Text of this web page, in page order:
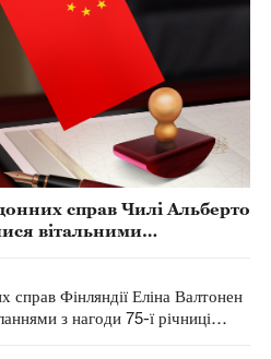
справ Чилі Альберто
вітальними
справ Фінляндії Еліна Валтонен
з нагоди 75-ї річниці